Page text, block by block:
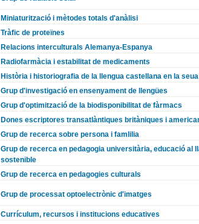
Miniaturització i mètodes totals d'anàlisi
Tràfic de proteïnes
Relacions interculturals Alemanya-Espanya
Radiofarmàcia i estabilitat de medicaments
Història i historiografia de la llengua castellana en la
Grup d'investigació en ensenyament de llengües
Grup d'optimització de la biodisponibilitat de fàrmacs
Dones escriptores transatlàntiques britàniques i
Grup de recerca sobre persona i famlilia
Grup de recerca en pedagogia universitària, educació al
sostenible
Grup de recerca en pedagogies culturals
Grup de processat optoelectrònic d'imatges
Currículum, recursos i institucions educatives